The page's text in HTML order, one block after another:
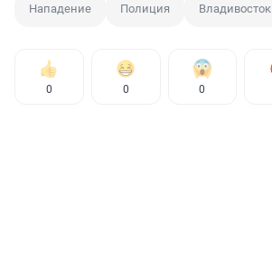
Нападение Полиция Владивосток
0 0 0